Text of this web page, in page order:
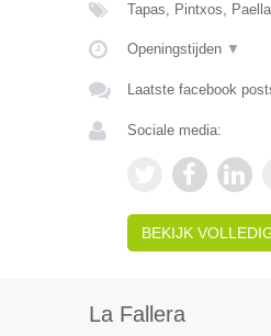
Tapas, Pintxos,
Openingstijden ▼
Laatste facebook
Sociale media:
BEKIJK
La Fallera